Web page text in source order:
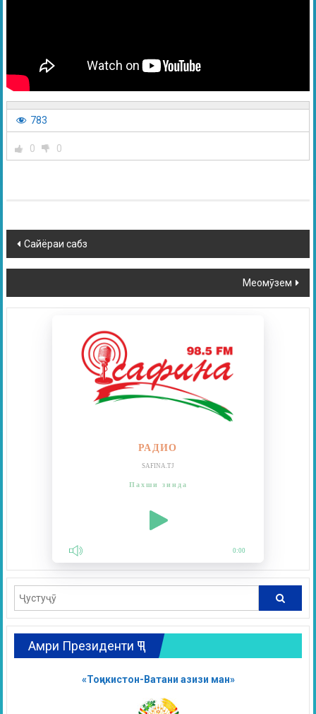
783
0 0
Сайёраи сабз
Меомӯзем
РАДИО
SAFINA.TJ
Пахши зинда
0:00
Амри Президенти ҶТ
«Тоҷикистон-Ватани азизи ман»